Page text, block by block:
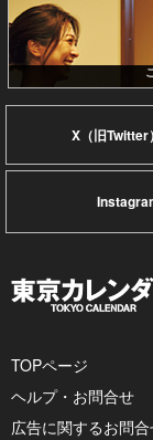
X（旧Twitter
TOPページ
ヘルプ・お問合せ
広告に関するお問